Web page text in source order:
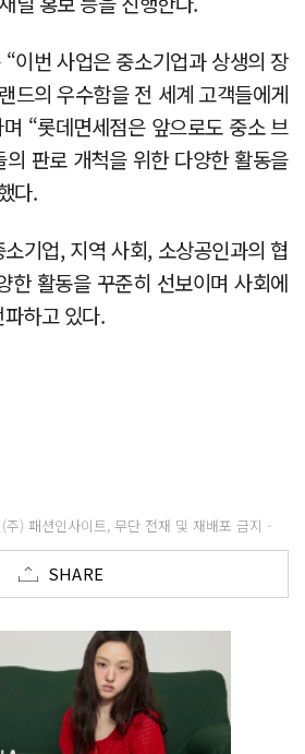
이번 사업은 중소기업과 상생의 장
드의 우수함을 전 세계 고객들에게
“롯데면세점은 앞으로도 중소 브
판로 개척을 위한 다양한 활동을
다.
기업, 지역 사회, 소상공인과의 협
한 활동을 꾸준히 선보이며 사회에
하고 있다.
) 패션인사이트, 무단 전재 및 재배포 금지 -
SHARE